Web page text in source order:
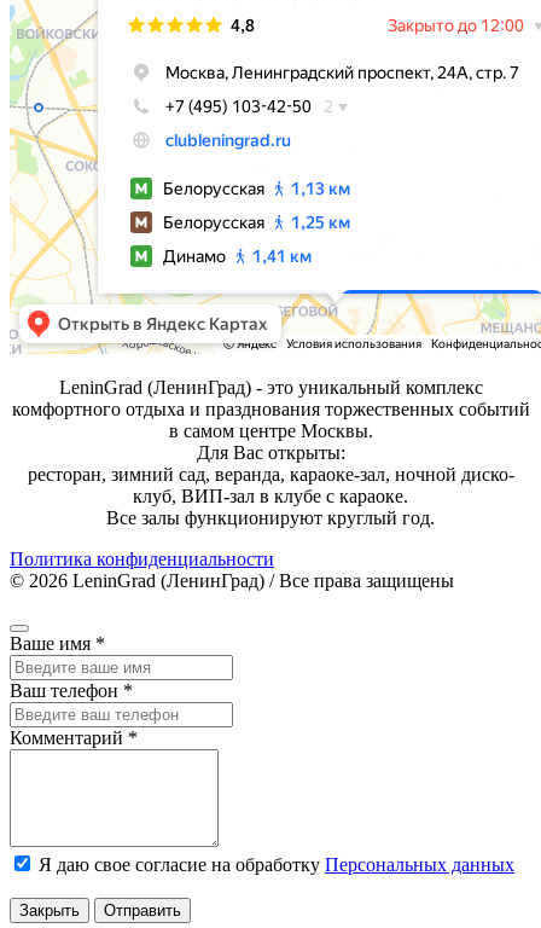
LeninGrad (ЛенинГрад) - это уникальный комплекс
комфортного отдыха и празднования торжественных событий
в самом центре Москвы.
Для Вас открыты:
ресторан, зимний сад, веранда, караоке-зал, ночной диско-
клуб, ВИП-зал в клубе с караоке.
Все залы функционируют круглый год.
Политика конфиденциальности
© 2026 LeninGrad (ЛенинГрад) / Все права защищены
Ваше имя *
Ваш телефон *
Комментарий *
Я даю свое согласие на обработку Персональных данных
Закрыть Отправить